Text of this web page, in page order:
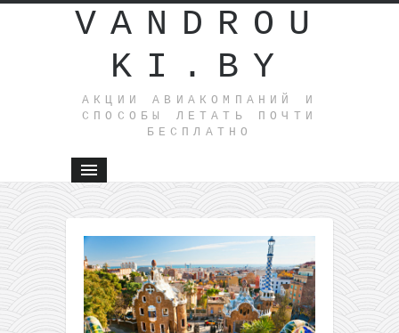
VANDROU
KI.BY
АКЦИИ АВИАКОМПАНИЙ И
СПОСОБЫ ЛЕТАТЬ ПОЧТИ
БЕСПЛАТНО
Летим
Варшавы
Венецию
за 16€ в